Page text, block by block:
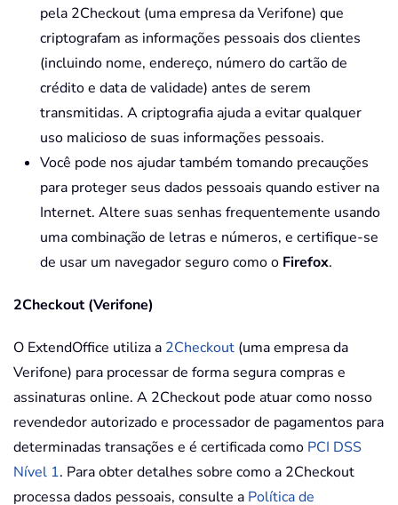
pela 2Checkout (uma empresa da Verifone) que
criptografam as informações pessoais dos clientes
(incluindo nome, endereço, número do cartão de
crédito e data de validade) antes de serem
transmitidas. A criptografia ajuda a evitar qualquer
uso malicioso de suas informações pessoais.
Você pode nos ajudar também tomando precauções
para proteger seus dados pessoais quando estiver na
Internet. Altere suas senhas frequentemente usando
uma combinação de letras e números, e certifique-se
de usar um navegador seguro como o Firefox.
2Checkout (Verifone)
O ExtendOffice utiliza a 2Checkout (uma empresa da
Verifone) para processar de forma segura compras e
assinaturas online. A 2Checkout pode atuar como nosso
revendedor autorizado e processador de pagamentos para
determinadas transações e é certificada como PCI DSS
Nível 1. Para obter detalhes sobre como a 2Checkout
processa dados pessoais, consulte a Política de